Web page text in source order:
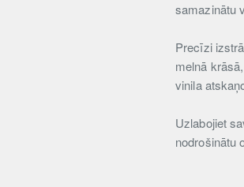
samazinātu
Precīzi
melnā
vinila
Uzlabojiet
nodrošinātu